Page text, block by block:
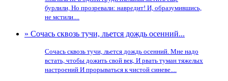
бурлили, Но прозревали: навредит! И, образумившись,
не мстили....
» Сочась сквозь тучи, льется дождь осенний...
Сочась сквозь тучи, льется дождь осенний. Мне надо
встать, чтобы дожить свой век, И рвать туман тяжелых
настроений И прорываться к чистой синеве....